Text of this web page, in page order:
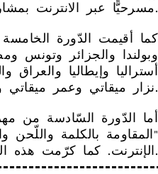
مسرحيًّا عبر الانترنت بمشاركة دول عدّة منها تونس والهند وليبيا وإيران والعراق وكوريا الجنوبية واسبانيا وإيطاليا.
وبولندا والجزائر وتونس
أستراليا وإيطاليا
نزار ميقاتي وعمر ميقاتي وآمال عفيش وهند طاهر وإبراهيم مرعشلي.
"المقاومة بالكلمة
الإنترنت. كما كرّمت هذه الدّورة الفنّانين الرّاحلين محمد شامل وفيليب عقيقي ووحيد جلال.